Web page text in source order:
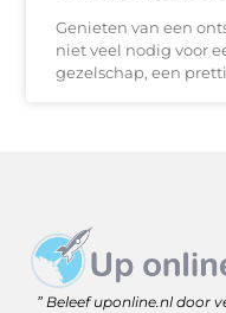
Genieten van een
niet veel nodig voor
gezelschap, een
” Beleef uponline.nl door